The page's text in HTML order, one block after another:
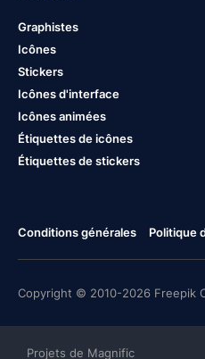
Graphistes
Icônes
Stickers
Icônes d'interface
Icônes animées
Étiquettes de icônes
Étiquettes de stickers
Conditions générales Politique
Copyright © 2010-2026 Freepik
Projets de Magnific